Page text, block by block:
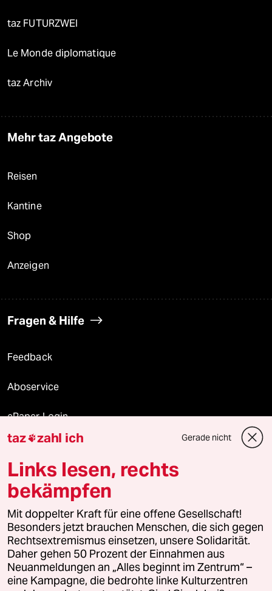
taz FUTURZWEI
Le Monde diplomatique
taz Archiv
Mehr taz Angebote
Reisen
Kantine
Shop
Anzeigen
Fragen & Hilfe
Feedback
Aboservice
ePaper Login
Downloads für Abonnierende
© 2026 taz Verlags und Vertriebs GmbH
Alle Rechte vorbehalten. Bei rechtlichen Fragen oder für Genehmigungen
wenden Sie sich bitte an
lizenzen@taz.de
Feedback Redaktionsstatut Kommune-Richtlinien
taz zahl ich Gerade nicht
Links lesen, rechts
bekämpfen
Mit doppelter Kraft für eine offene Gesellschaft!
Besonders jetzt brauchen Menschen, die sich gegen
Rechtsextremismus einsetzen, unsere Solidarität.
Daher gehen 50 Prozent der Einnahmen aus
Neuanmeldungen an „Alles beginnt im Zentrum“ –
eine Kampagne, die bedrohte linke Kulturzentren